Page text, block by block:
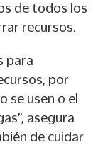
de todos los
recursos.
para
por
se usen o el
asegura
de cuidar